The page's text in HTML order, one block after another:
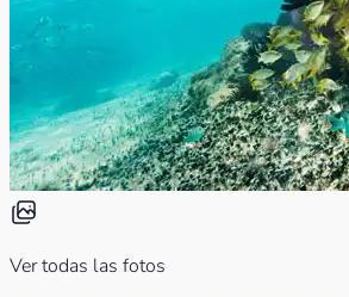
Ver todas las fotos